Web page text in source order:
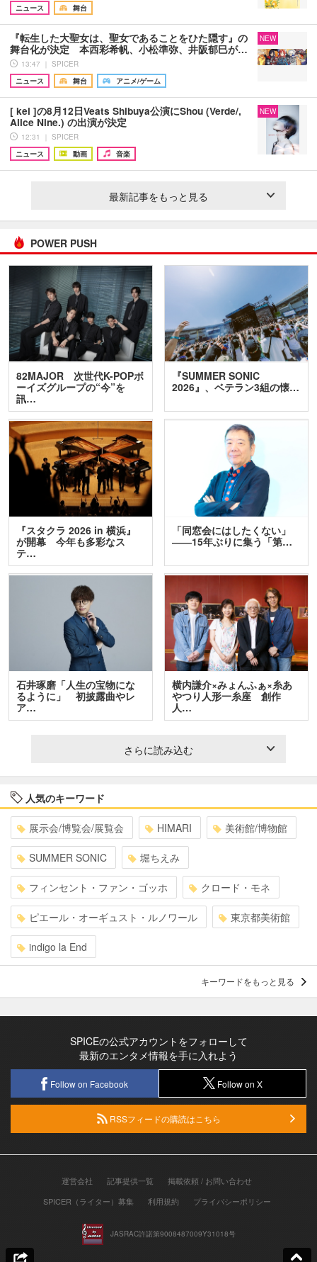
ニュース
舞台
『転生した大聖女は、聖女であることをひた隠す』の
舞台化が決定 本西彩希帆、小松準弥、井阪郁巳が…
13:47 ｜ SPICER
ニュース
舞台 アニメ/ゲーム
NEW
[ kei ]の8月12日Veats Shibuya公演にShou (Verde/,
Alice Nine.) の出演が決定
12:31 ｜ SPICER
ニュース
動画 音楽
NEW
最新記事をもっと見る
POWER PUSH
82MAJOR 次世代K-POPボ
ーイズグループの“今”を
訊…
『SUMMER SONIC
2026』、ベテラン3組の懐…
『スタクラ 2026 in 横浜』
が開幕 今年も多彩なス
テ…
「同窓会にはしたくない」
――15年ぶりに集う「第…
石井琢磨「人生の宝物にな
るように」 初披露曲やレ
ア…
横内謙介×みょんふぁ×糸あ
やつり人形一糸座 創作
人…
さらに読み込む
人気のキーワード
展示会/博覧会/展覧会 HIMARI 美術館/博物館
SUMMER SONIC 堀ちえみ
フィンセント・ファン・ゴッホ クロード・モネ
ピエール・オーギュスト・ルノワール 東京都美術館
indigo la End
キーワードをもっと見る
SPICEの公式アカウントをフォローして
最新のエンタメ情報を手に入れよう
Follow on Facebook Follow on X
RSSフィードの購読はこちら
運営会社 記事提供一覧
掲載依頼 / お問い合わせ
SPICER（ライター）募集
利用規約 プライバシーポリシー
JASRAC許諾第9008487009Y31018号